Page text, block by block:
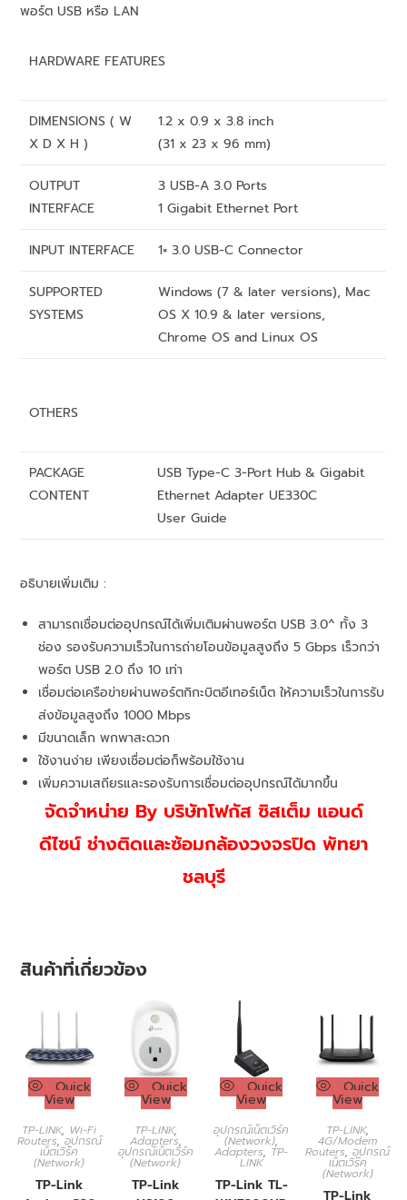
พอร์ต USB หรือ LAN
HARDWARE FEATURES
DIMENSIONS ( W
X D X H )
1.2 x 0.9 x 3.8 inch
(31 x 23 x 96 mm)
OUTPUT
INTERFACE
3 USB-A 3.0 Ports
1 Gigabit Ethernet Port
INPUT INTERFACE 1× 3.0 USB-C Connector
SUPPORTED
SYSTEMS
Windows (7 & later versions), Mac
OS X 10.9 & later versions,
Chrome OS and Linux OS
OTHERS
PACKAGE
CONTENT
USB Type-C 3-Port Hub & Gigabit
Ethernet Adapter UE330C
User Guide
อธิบายเพิ่มเติม :
สามารถเชื่อมต่ออุปกรณ์ได้เพิ่มเติมผ่านพอร์ต USB 3.0^ ทั้ง 3
ช่อง รองรับความเร็วในการถ่ายโอนข้อมูลสูงถึง 5 Gbps เร็วกว่า
พอร์ต USB 2.0 ถึง 10 เท่า
เชื่อมต่อเครือข่ายผ่านพอร์ตกิกะบิตอีเทอร์เน็ต ให้ความเร็วในการรับ
ส่งข้อมูลสูงถึง 1000 Mbps
มีขนาดเล็ก พกพาสะดวก
ใช้งานง่าย เพียงเชื่อมต่อก็พร้อมใช้งาน
เพิ่มความเสถียรและรองรับการเชื่อมต่ออุปกรณ์ได้มากขึ้น
จัดจำหน่าย By บริษัทโฟกัส ซิสเต็ม แอนด์
ดีไซน์ ช่างติดเเละซ้อมกล้องวงจรปิด พัทยา
ชลบุรี
สินค้าที่เกี่ยวข้อง
Quick
View
TP-LINK, Wi-Fi
Routers,อุปกรณ์
เน็ตเวิร์ค
(Network)
TP-Link
Quick
View
TP-LINK,
Adapters,
อุปกรณ์เน็ตเวิร์ค
(Network)
TP-Link
Quick
View
อุปกรณ์เน็ตเวิร์ค
(Network),
Adapters, TP-
LINK
TP-Link TL-
Quick
View
TP-LINK,
4G/Modem
Routers,อุปกรณ์
เน็ตเวิร์ค
(Network)
TP-Link